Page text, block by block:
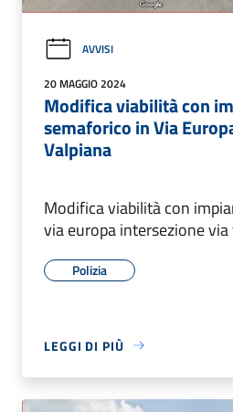
AVVISI
20 MAGGIO 2024
Modifica viabilità con
semaforico in Via
Valpiana
Modifica viabilità con
via europa intersezione
Polizia
LEGGI DI PIÙ